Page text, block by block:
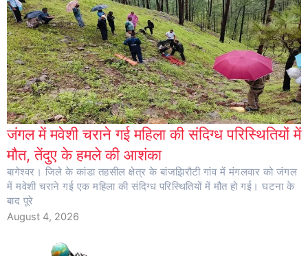
जंगल में मवेशी चराने गई महिला की संदिग्ध परिस्थितियों में
मौत, तेंदुए के हमले की आशंका
बागेश्वर। जिले के कांडा तहसील क्षेत्र के बांजझिरौटी गांव में मंगलवार को जंगल
में मवेशी चराने गई एक महिला की संदिग्ध परिस्थितियों में मौत हो गई। घटना के
बाद पूरे
August 4, 2026